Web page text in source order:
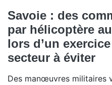
Savoie : des
par hélicoptère
lors d’un
secteur à éviter
Des manœuvres militaires